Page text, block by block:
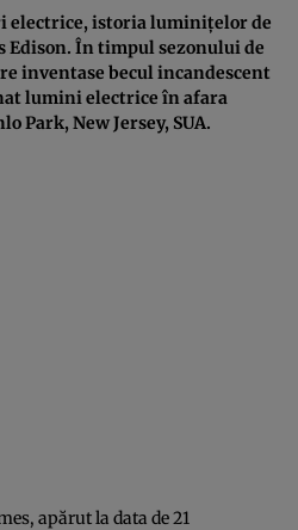
electrice, istoria luminițelor de
Edison. În timpul sezonului de
inventase becul incandescent
lumini electrice în afara
Park, New Jersey, SUA.
apărut la data de 21